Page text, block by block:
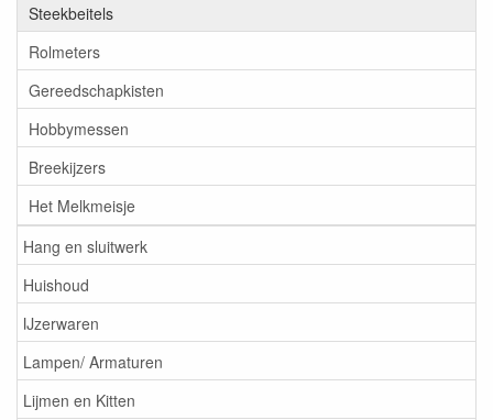
Steekbeitels
Rolmeters
Gereedschapkisten
Hobbymessen
Breekijzers
Het Melkmeisje
Hang en sluitwerk
Huishoud
IJzerwaren
Lampen/ Armaturen
Lijmen en Kitten